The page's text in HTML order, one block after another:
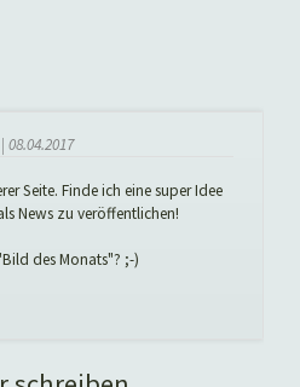
|08.04.2017
Seite. Finde ich eine super Idee
News zu veröffentlichen!
des Monats"? ;-)